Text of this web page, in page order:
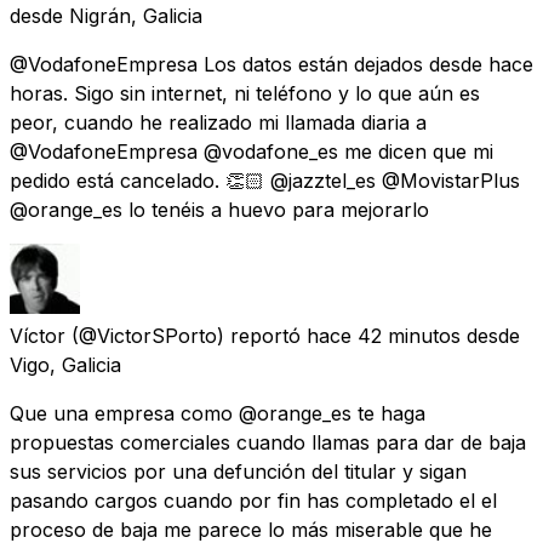
desde Nigrán, Galicia
@VodafoneEmpresa Los datos están dejados desde hace
horas. Sigo sin internet, ni teléfono y lo que aún es
peor, cuando he realizado mi llamada diaria a
@VodafoneEmpresa @vodafone_es me dicen que mi
pedido está cancelado. 👏🏻 @jazztel_es @MovistarPlus
@orange_es lo tenéis a huevo para mejorarlo
Víctor (@VictorSPorto) reportó hace 42 minutos desde
Vigo, Galicia
Que una empresa como @orange_es te haga
propuestas comerciales cuando llamas para dar de baja
sus servicios por una defunción del titular y sigan
pasando cargos cuando por fin has completado el el
proceso de baja me parece lo más miserable que he